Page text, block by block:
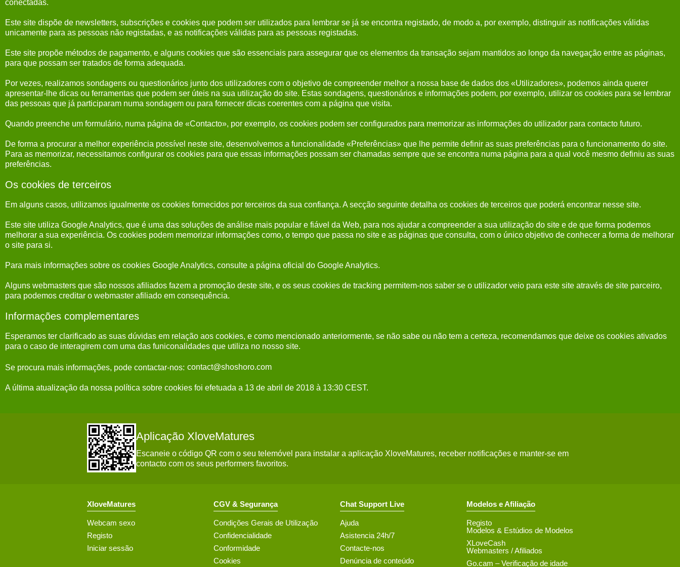
conectadas.
Este site dispõe de newsletters, subscrições e cookies que podem ser utilizados para lembrar se já se encontra registado, de modo a, por exemplo, distinguir as notificações válidas
unicamente para as pessoas não registadas, e as notificações válidas para as pessoas registadas.
Este site propõe métodos de pagamento, e alguns cookies que são essenciais para assegurar que os elementos da transação sejam mantidos ao longo da navegação entre as páginas,
para que possam ser tratados de forma adequada.
Por vezes, realizamos sondagens ou questionários junto dos utilizadores com o objetivo de compreender melhor a nossa base de dados dos «Utilizadores», podemos ainda querer
apresentar-lhe dicas ou ferramentas que podem ser úteis na sua utilização do site. Estas sondagens, questionários e informações podem, por exemplo, utilizar os cookies para se lembrar
das pessoas que já participaram numa sondagem ou para fornecer dicas coerentes com a página que visita.
Quando preenche um formulário, numa página de «Contacto», por exemplo, os cookies podem ser configurados para memorizar as informações do utilizador para contacto futuro.
De forma a procurar a melhor experiência possível neste site, desenvolvemos a funcionalidade «Preferências» que lhe permite definir as suas preferências para o funcionamento do site.
Para as memorizar, necessitamos configurar os cookies para que essas informações possam ser chamadas sempre que se encontra numa página para a qual você mesmo definiu as suas
preferências.
Os cookies de terceiros
Em alguns casos, utilizamos igualmente os cookies fornecidos por terceiros da sua confiança. A secção seguinte detalha os cookies de terceiros que poderá encontrar nesse site.
Este site utiliza Google Analytics, que é uma das soluções de análise mais popular e fiável da Web, para nos ajudar a compreender a sua utilização do site e de que forma podemos
melhorar a sua experiência. Os cookies podem memorizar informações como, o tempo que passa no site e as páginas que consulta, com o único objetivo de conhecer a forma de melhorar
o site para si.
Para mais informações sobre os cookies Google Analytics, consulte a página oficial do Google Analytics.
Alguns webmasters que são nossos afiliados fazem a promoção deste site, e os seus cookies de tracking permitem-nos saber se o utilizador veio para este site através de site parceiro,
para podemos creditar o webmaster afiliado em consequência.
Informações complementares
Esperamos ter clarificado as suas dúvidas em relação aos cookies, e como mencionado anteriormente, se não sabe ou não tem a certeza, recomendamos que deixe os cookies ativados
para o caso de interagirem com uma das funiconalidades que utiliza no nosso site.
Se procura mais informações, pode contactar-nos:
A última atualização da nossa política sobre cookies foi efetuada a 13 de abril de 2018 à 13:30 CEST.
Aplicação XloveMatures
Escaneie o código QR com o seu telemóvel para instalar a aplicação XloveMatures, receber notificações e manter-se em
contacto com os seus performers favoritos.
XloveMatures
Webcam sexo
Registo
Iniciar sessão
CGV & Segurança
Condições Gerais de Utilização
Confidencialidade
Conformidade
Cookies
Chat Support Live
Ajuda
Asistencia 24h/7
Contacte-nos
Denúncia de conteúdo
Modelos e Afiliação
Registo
Modelos & Estúdios de Modelos
XLoveCash
Webmasters / Afiliados
Go.cam – Verificação de idade